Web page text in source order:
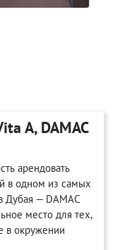
A, DAMAC
арендовать
в одном из самых
Дубая — DAMAC
место для тех,
в окружении